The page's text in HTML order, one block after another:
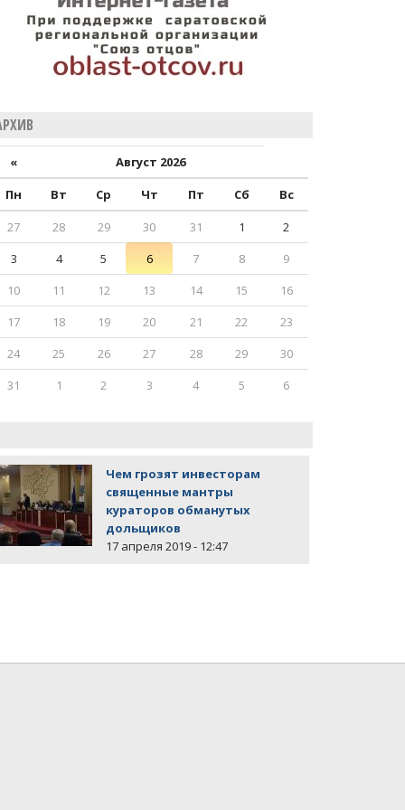
«
Август 2026
Пн
Вт Ср Чт Пт Сб
Вс
27
28 29 30 31 1
2
3
4 5 6 7 8
9
10
11 12 13 14 15
16
17
18 19 20 21 22
23
24
25 26 27 28 29
30
31
1 2 3 4 5 6
Чем грозят инвесторам
священные мантры
кураторов обманутых
дольщиков
17 апреля 2019 - 12:47